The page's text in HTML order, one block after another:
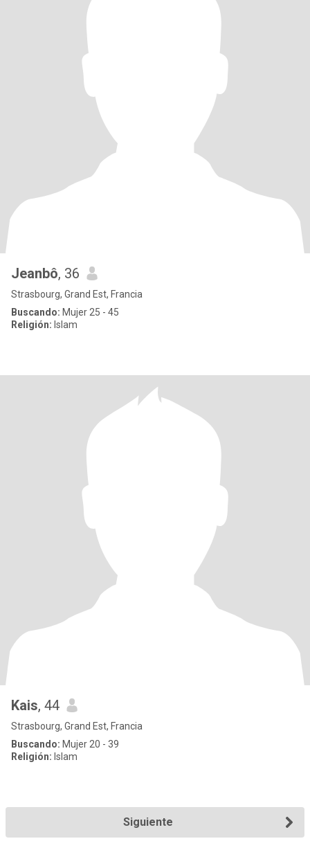
Jeanbô, 36
Strasbourg, Grand Est, Francia
Buscando: Mujer 25 - 45
Religión: Islam
Kais, 44
Strasbourg, Grand Est, Francia
Buscando: Mujer 20 - 39
Religión: Islam
Siguiente